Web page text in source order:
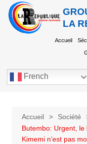
LA
Accueil
French
Accueil
Société
Butembo: Urgent,
Kimemi n’est pas